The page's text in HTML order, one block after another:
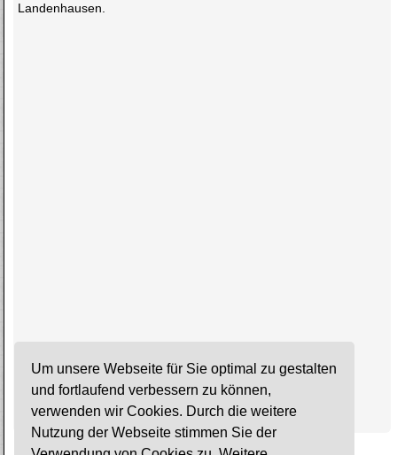
Um unsere Webseite für Sie optimal zu gestalten
und fortlaufend verbessern zu können,
verwenden wir Cookies. Durch die weitere
Nutzung der Webseite stimmen Sie der
Landenhausen.